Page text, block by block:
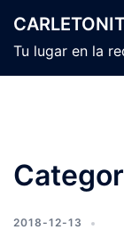
content
Tu lugar en la
2018-12-13